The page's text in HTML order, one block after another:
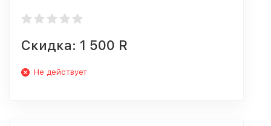
Скидка: 1 500 R
Не действует